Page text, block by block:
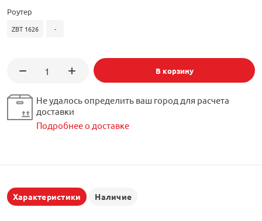
Роутер
ZBT 1626 -
В корзину
Не удалось определить ваш город для расчета
доставки
Подробнее о доставке
Характеристики Наличие